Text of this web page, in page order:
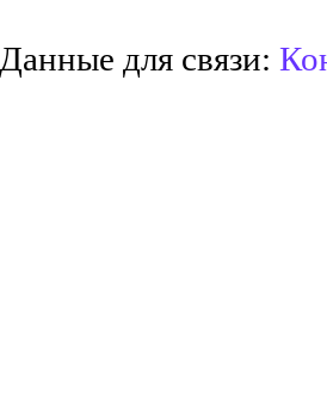
Данные для связи: